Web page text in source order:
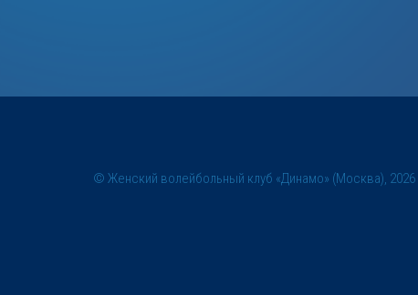
© Женский волейбольный клуб «Динамо» (Москва), 2026